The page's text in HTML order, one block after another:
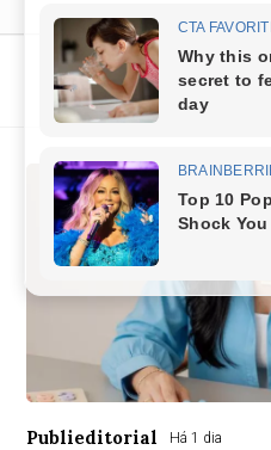
Publieditorial Há 1 dia